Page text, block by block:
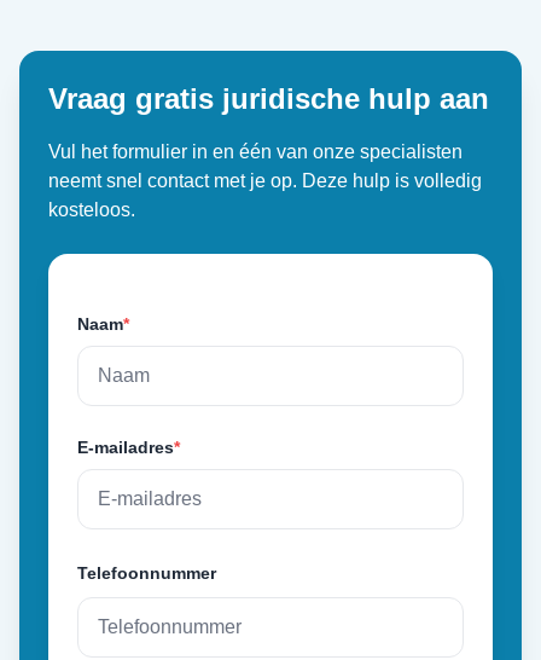
Vraag gratis juridische hulp aan
Vul het formulier in en één van onze specialisten
neemt snel contact met je op. Deze hulp is volledig
kosteloos.
Naam*
E-mailadres*
Telefoonnummer